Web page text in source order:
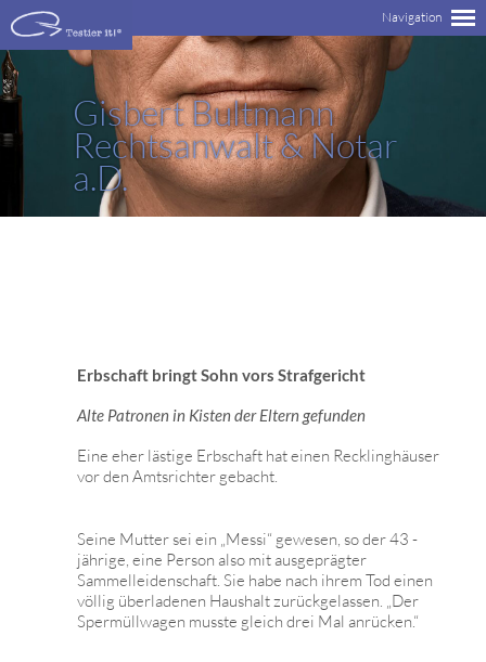
Gisbert Bultmann
Rechtsanwalt & Notar
a.D.
Erbschaft bringt Sohn vors Strafgericht
Alte Patronen in Kisten der Eltern gefunden
Eine eher lästige Erbschaft hat einen Recklinghäuser
vor den Amtsrichter gebacht.
Seine Mutter sei ein „Messi“ gewesen, so der 43 -
jährige, eine Person also mit ausgeprägter
Sammelleidenschaft. Sie habe nach ihrem Tod einen
völlig überladenen Haushalt zurückgelassen. „Der
Spermüllwagen musste gleich drei Mal anrücken.“